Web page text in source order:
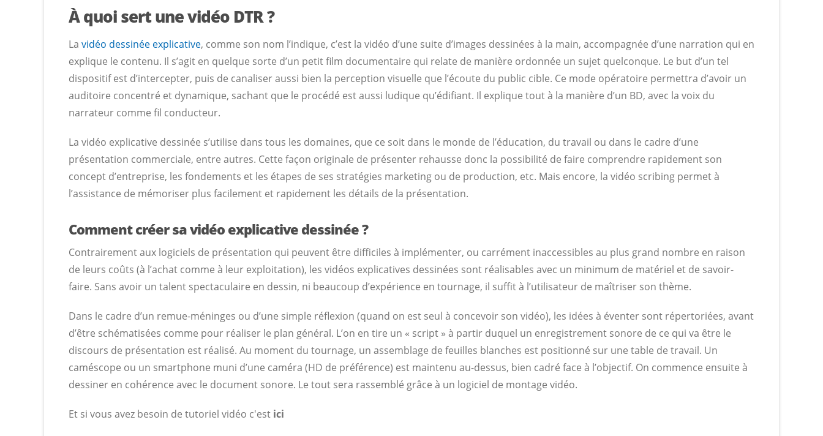
À quoi sert une vidéo DTR ?
La vidéo dessinée explicative, comme son nom l’indique, c’est la vidéo d’une suite d’images dessinées à la main, accompagnée d’une narration qui en
explique le contenu. Il s’agit en quelque sorte d’un petit film documentaire qui relate de manière ordonnée un sujet quelconque. Le but d’un tel
dispositif est d’intercepter, puis de canaliser aussi bien la perception visuelle que l’écoute du public cible. Ce mode opératoire permettra d’avoir un
auditoire concentré et dynamique, sachant que le procédé est aussi ludique qu’édifiant. Il explique tout à la manière d’un BD, avec la voix du
narrateur comme fil conducteur.
La vidéo explicative dessinée s’utilise dans tous les domaines, que ce soit dans le monde de l’éducation, du travail ou dans le cadre d’une
présentation commerciale, entre autres. Cette façon originale de présenter rehausse donc la possibilité de faire comprendre rapidement son
concept d’entreprise, les fondements et les étapes de ses stratégies marketing ou de production, etc. Mais encore, la vidéo scribing permet à
l’assistance de mémoriser plus facilement et rapidement les détails de la présentation.
Comment créer sa vidéo explicative dessinée ?
Contrairement aux logiciels de présentation qui peuvent être difficiles à implémenter, ou carrément inaccessibles au plus grand nombre en raison
de leurs coûts (à l’achat comme à leur exploitation), les vidéos explicatives dessinées sont réalisables avec un minimum de matériel et de savoir-
faire. Sans avoir un talent spectaculaire en dessin, ni beaucoup d’expérience en tournage, il suffit à l’utilisateur de maîtriser son thème.
Dans le cadre d’un remue-méninges ou d’une simple réflexion (quand on est seul à concevoir son vidéo), les idées à éventer sont répertoriées, avant
d’être schématisées comme pour réaliser le plan général. L’on en tire un « script » à partir duquel un enregistrement sonore de ce qui va être le
discours de présentation est réalisé. Au moment du tournage, un assemblage de feuilles blanches est positionné sur une table de travail. Un
caméscope ou un smartphone muni d’une caméra (HD de préférence) est maintenu au-dessus, bien cadré face à l’objectif. On commence ensuite à
dessiner en cohérence avec le document sonore. Le tout sera rassemblé grâce à un logiciel de montage vidéo.
Et si vous avez besoin de tutoriel vidéo c'est ici